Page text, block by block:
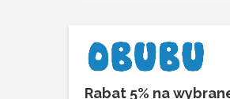
Rabat 5% na